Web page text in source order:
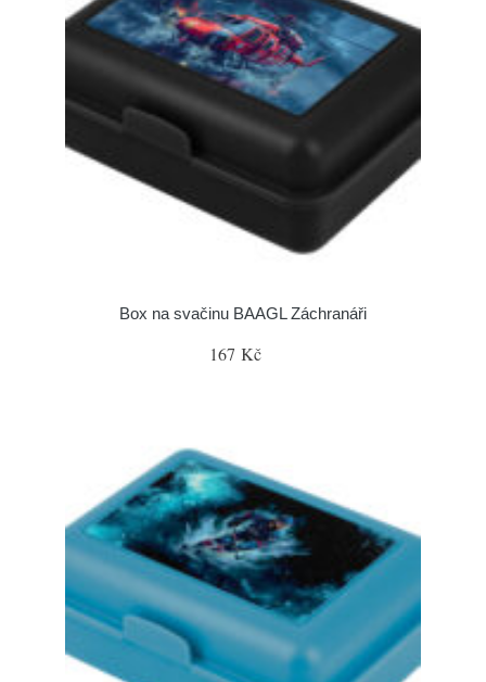
Box na svačinu BAAGL Záchranáři
167 Kč